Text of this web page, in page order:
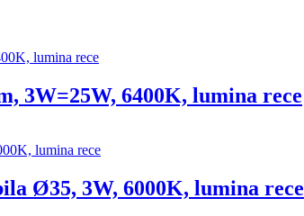
3W=25W, 6400K, lumina rece
Ø35, 3W, 6000K, lumina rece